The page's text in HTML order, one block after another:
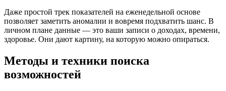
Даже простой трек показателей на еженедельной основе
позволяет заметить аномалии и вовремя подхватить шанс. В
личном плане данные — это ваши записи о доходах, времени,
здоровье. Они дают картину, на которую можно опираться.
Методы и техники поиска
возможностей